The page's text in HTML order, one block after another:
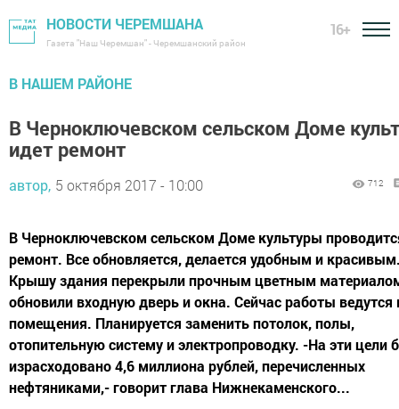
НОВОСТИ ЧЕРЕМШАНА
Газета "Наш Черемшан" - Черемшанский район
16+
В НАШЕМ РАЙОНЕ
В Черноключевском сельском Доме
идет ремонт
автор, 5 октября 2017 - 10:00 712
В Черноключевском сельском Доме культуры
ремонт. Все обновляется, делается удобным и
Крышу здания перекрыли прочным цветным
обновили входную дверь и окна. Сейчас работы ведутся
помещения. Планируется заменить потолок, полы,
отопительную систему и электропроводку. -На эти цели
израсходовано 4,6 миллиона рублей, перечисленных
нефтяниками,- говорит глава Нижнекаменского...